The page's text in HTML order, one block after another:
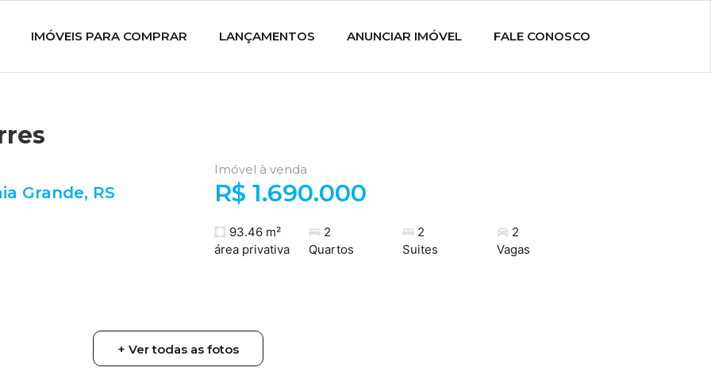
IMÓVEIS PARA COMPRAR LANÇAMENTOS ANUNCIAR IMÓVEL FALE CONOSCO
Grande, RS
Imóvel à venda
R$ 1.690.000
93.46 m²
área privativa
2
Quartos
2
Suites
2
Vagas
+ Ver todas as fotos